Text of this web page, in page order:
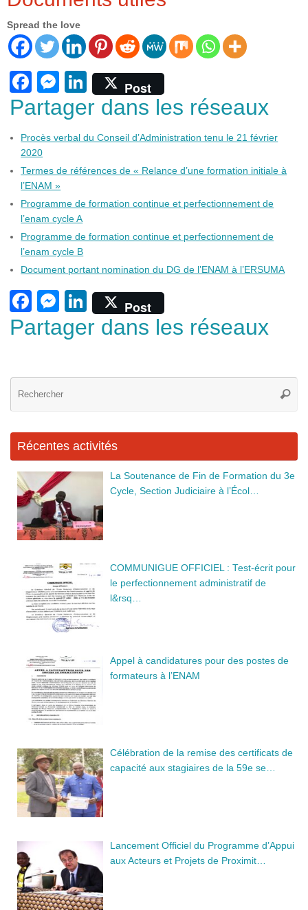
Spread the love
F
a
e
b
o
o
k
M
e
ss
e
n
g
er
Li
n
e
dI
Post
Partager dans les réseaux
Procès verbal du Conseil d’Administration tenu le 21 février
2020
Termes de références de « Relance d’une formation initiale à
l’ENAM »
Programme de formation continue et perfectionnement de
l’enam cycle A
Programme de formation continue et perfectionnement de
l’enam cycle B
Document portant nomination du DG de l’ENAM à l’ERSUMA
F
a
b
o
k
M
e
ss
n
er
Li
n
Post
Partager dans les réseaux
Récentes activités
La Soutenance de Fin de Formation du 3e
Cycle, Section Judiciaire à l’Écol…
COMMUNIGUE OFFICIEL : Test-écrit pour
le perfectionnement administratif de
l&rsq…
Appel à candidatures pour des postes de
formateurs à l’ENAM
Célébration de la remise des certificats de
capacité aux stagiaires de la 59e se…
Lancement Officiel du Programme d’Appui
aux Acteurs et Projets de Proximit…